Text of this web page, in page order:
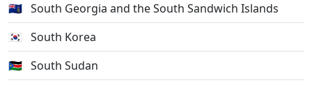
🇬🇸 South Georgia and the South Sandwich Islands
🇰🇷 South Korea
🇸🇸 South Sudan